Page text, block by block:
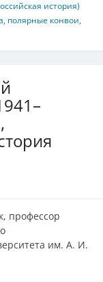
история)
, полярные конвои,
профессор
им. А. И.